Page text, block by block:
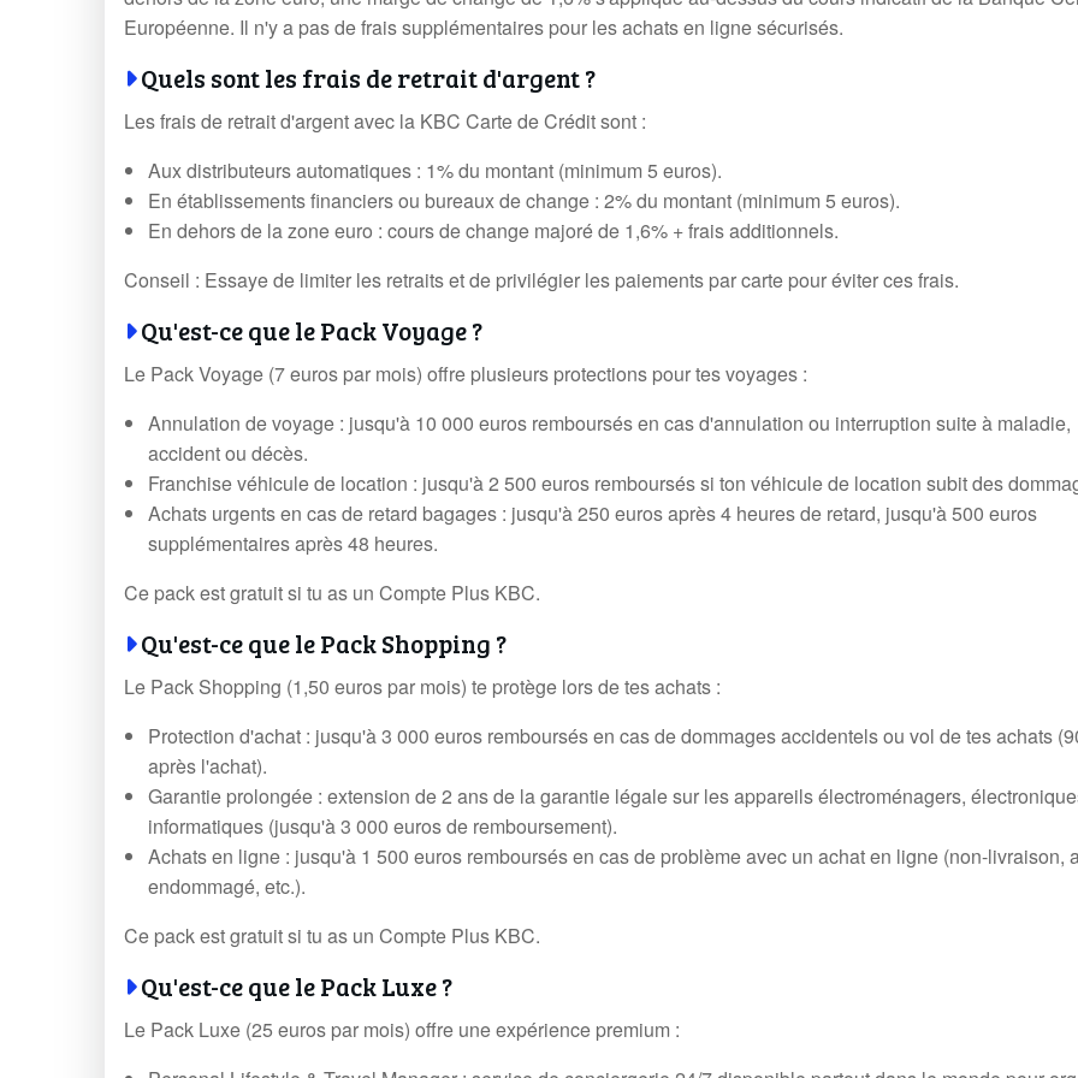
Européenne. Il n'y a pas de frais supplémentaires pour les achats en ligne sécurisés.
Quels sont les frais de retrait d'argent ?
Les frais de retrait d'argent avec la KBC Carte de Crédit sont :
Aux distributeurs automatiques : 1% du montant (minimum 5 euros).
En établissements financiers ou bureaux de change : 2% du montant (minimum 5 euros).
En dehors de la zone euro : cours de change majoré de 1,6% + frais additionnels.
Conseil : Essaye de limiter les retraits et de privilégier les paiements par carte pour éviter ces frais.
Qu'est-ce que le Pack Voyage ?
Le Pack Voyage (7 euros par mois) offre plusieurs protections pour tes voyages :
Annulation de voyage : jusqu'à 10 000 euros remboursés en cas d'annulation ou interruption suite à maladie,
accident ou décès.
Franchise véhicule de location : jusqu'à 2 500 euros remboursés si ton véhicule de location subit des
Achats urgents en cas de retard bagages : jusqu'à 250 euros après 4 heures de retard, jusqu'à 500 euros
supplémentaires après 48 heures.
Ce pack est gratuit si tu as un Compte Plus KBC.
Qu'est-ce que le Pack Shopping ?
Le Pack Shopping (1,50 euros par mois) te protège lors de tes achats :
Protection d'achat : jusqu'à 3 000 euros remboursés en cas de dommages accidentels ou vol de tes achats
après l'achat).
Garantie prolongée : extension de 2 ans de la garantie légale sur les appareils électroménagers,
informatiques (jusqu'à 3 000 euros de remboursement).
Achats en ligne : jusqu'à 1 500 euros remboursés en cas de problème avec un achat en ligne (non-livraison,
endommagé, etc.).
Ce pack est gratuit si tu as un Compte Plus KBC.
Qu'est-ce que le Pack Luxe ?
Le Pack Luxe (25 euros par mois) offre une expérience premium :